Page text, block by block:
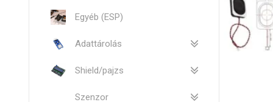
Egyéb (ESP)
Adattárolás
Shield/pajzs
Szenzor